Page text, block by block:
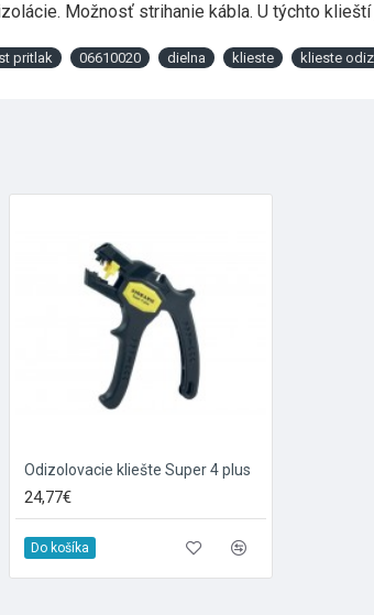
Možnosť strihanie kábla. U týchto
pritlak 06610020 dielna klieste klieste
Odizolovacie kliešte Super 4 plus
24,77€
Do košíka